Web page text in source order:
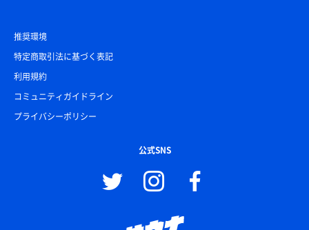
推奨環境
特定商取引法に基づく表記
利用規約
コミュニティガイドライン
プライバシーポリシー
公式SNS